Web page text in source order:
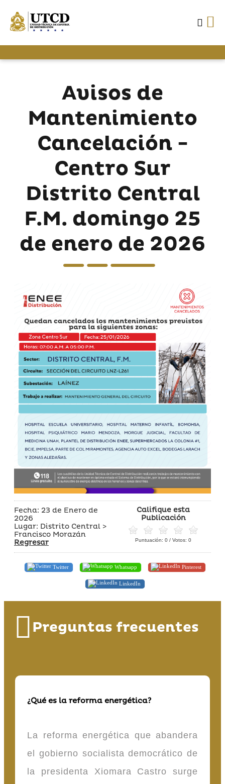
Avisos de
Mantenimiento
Cancelación -
Centro Sur
Distrito Central
F.M. domingo 25
de enero de 2026
Fecha: 23 de Enero de
2026
Lugar: Distrito Central >
Francisco Morazán
Regresar
Califique esta
Publicación
Puntuación: 0 / Votos: 0
Twitter Whatsapp Pinterest
LinkedIn
Preguntas frecuentes
¿Qué es la reforma energética?
La reforma energética que abandera
el gobierno socialista democrático de
la presidenta Xiomara Castro surge